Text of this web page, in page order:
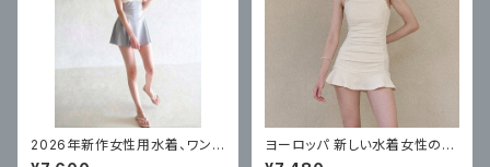
2026年新作女性用水着、ワンピ
ーススカートスタイル、体型カバ
ヨーロッパ 新しい水着女性のワ
ンピーススカートスタイルハイエ